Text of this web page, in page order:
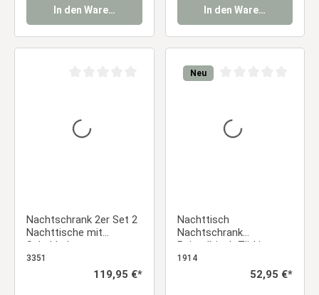
In den Warenkorb In den Warenkorb
Nachtschrank 2er Set 2
Nachttische mit
Schubladen
Nachtkommode
Beistelltisch Stoff Beige
3351
Regulärer Preis:
119,95 €*
Neu
Nachttisch
Nachtschrank
Beistelltisch Türkis
Stoff Schublade
Polsternachttisch
1914
Regulärer Preis:
52,95 €*